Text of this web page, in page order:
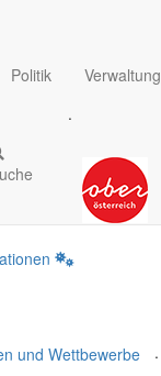
Politik
Verwaltung
.
und Wettbewerbe
.